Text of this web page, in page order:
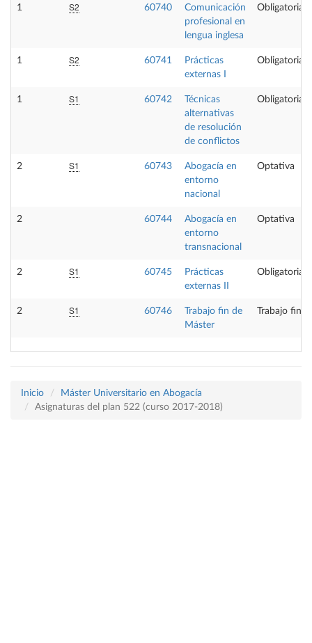
1 S2 60740
Comunicación
profesional en
lengua inglesa
Obligatoria
1 S2 60741
Prácticas
externas I
Obligatoria
1 S1 60742
Técnicas
alternativas
de resolución
de conflictos
Obligatoria
2 S1 60743
Abogacía en
entorno
nacional
Optativa
2 60744
Abogacía en
entorno
transnacional
Optativa
2 S1 60745
Prácticas
externas II
Obligatoria
2 S1 60746
Trabajo fin de
Máster
Trabajo fin
Inicio
Máster Universitario en Abogacía
Asignaturas del plan 522 (curso 2017-2018)